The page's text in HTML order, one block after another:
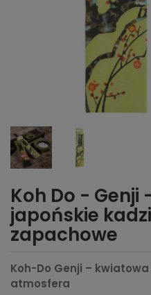
Koh Do -
japońskie
zapachowe
Koh-Do Genji –
atmosfera